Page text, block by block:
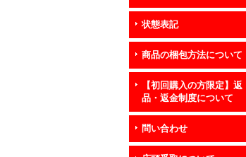
状態表記
商品の梱包方法について
【初回購入の方限定】返
品・返金制度について
問い合わせ